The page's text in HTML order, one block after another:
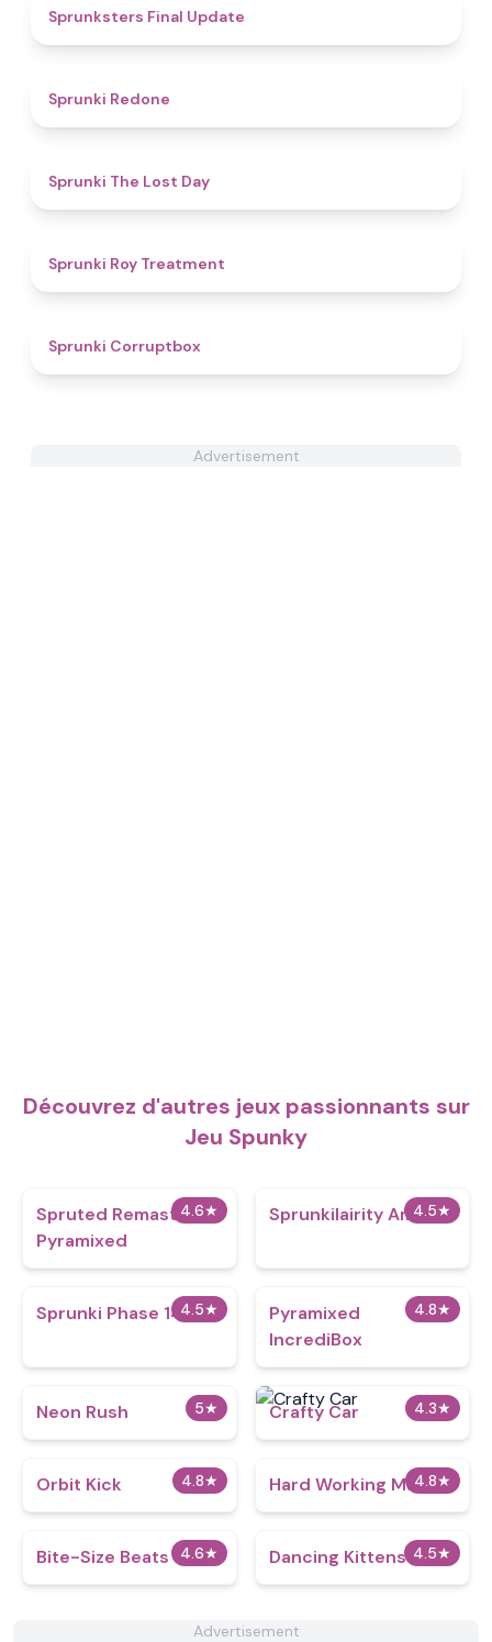
Sprunksters Final Update​
Sprunki Redone
Sprunki The Lost Day
Sprunki Roy Treatment
Sprunki Corruptbox
Advertisement
Découvrez d'autres jeux passionnants sur
Jeu Spunky
4.6★
Spruted Remastered
Pyramixed
4.5★
Sprunkilairity Amoral
4.5★
Sprunki Phase 14 4.8★
Pyramixed
IncrediBox
5★
Neon Rush 4.3★
Crafty Car
4.8★
Orbit Kick 4.8★
Hard Working Man
4.6★
Bite-Size Beats 4.5★
Dancing Kittens
Advertisement